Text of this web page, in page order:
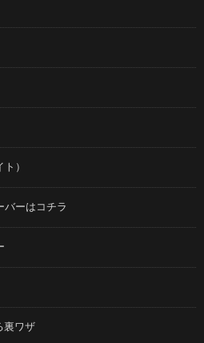
）
バーはコチラ
裏ワザ